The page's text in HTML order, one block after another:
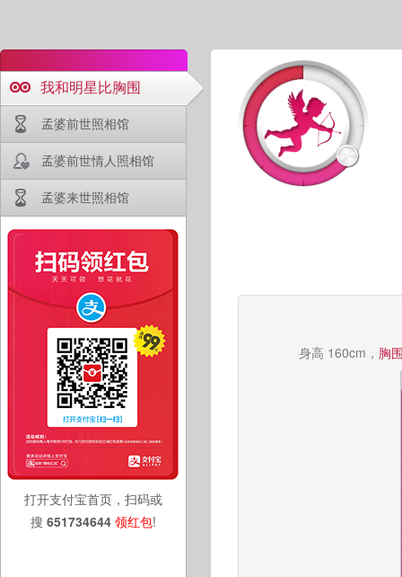
我和明星比胸围
孟婆前世照相馆
孟婆前世情人照相馆
孟婆来世照相馆
打开支付宝首页，扫码或
搜 651734644 领红包!
身高 160cm， 胸